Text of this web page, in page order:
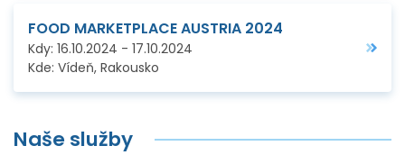
FOOD MARKETPLACE AUSTRIA 2024
Kdy: 16.10.2024 - 17.10.2024
Kde: Vídeň, Rakousko
Naše služby